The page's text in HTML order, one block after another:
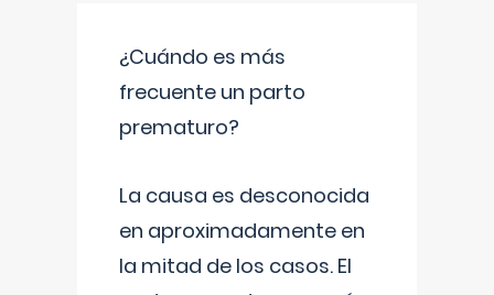
¿Cuándo es más
frecuente un parto
prematuro?
La causa es desconocida
en aproximadamente en
la mitad de los casos. El